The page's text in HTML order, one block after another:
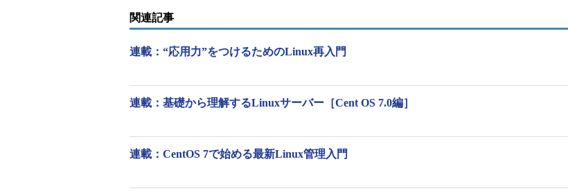
ション
ョン
プID
プID
で付く）
グループが既に存在していた場合、終了する（エラーにはならない）。グループIDが既に用
いられていた場合「-g」オプションをキャンセルする
値
--key キー=値 /etc/login.defsに保存されている値を一時的に置き換える（※1）
関連記事
連載：“応用力”をつけるためのLinux再入門
連載：基礎から理解するLinuxサーバー［Cent OS 7.0編］
連載：CentOS 7で始める最新Linux管理入門